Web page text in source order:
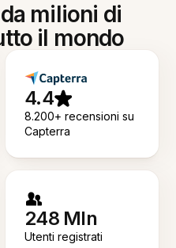
milioni di
il mondo
4.4
8.200+ recensioni su
Capterra
248 Mln
Utenti registrati